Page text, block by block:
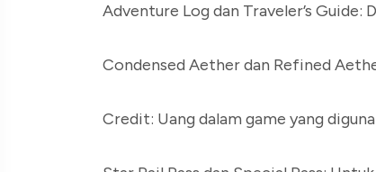
Adventure Log dan Traveler’s Guide:
Condensed Aether dan Refined
Credit: Uang dalam game yang